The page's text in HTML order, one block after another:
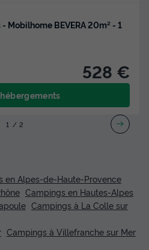
Mobilhome BEVERA 20m² - 1
528 €
1 2
en Alpes-de-Haute-Provence
Campings en Hautes-Alpes
Campings à La Colle sur
Campings à Villefranche sur Mer